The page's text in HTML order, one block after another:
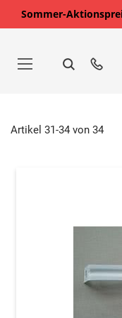
Sommer-
springen
Artikel 31-34 von 34